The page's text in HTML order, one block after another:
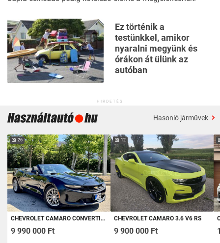
Ez történik a
testünkkel, amikor
nyaralni megyünk és
órákon át ülünk az
autóban
HIRDETÉS
Hasonló járművek
26
CHEVROLET CAMARO CONVERTIBLE 2.0 (AUTOMATA) / KEVÉS KM / RENDSZERESEN KARBANTARTOTT / CARPLAY /
9 990 000 Ft
12
CHEVROLET CAMARO 3.6 V6 RS
9 900 000 Ft